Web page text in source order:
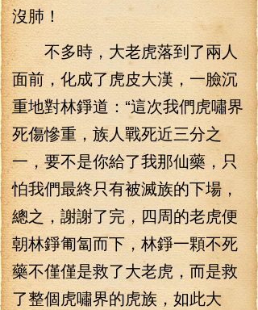
沒肺！
不多時，大老虎落到了兩人
面前，化成了虎皮大漢，一臉沉
重地對林錚道：“這次我們虎嘯界
死傷慘重，族人戰死近三分之
一，要不是你給了我那仙藥，只
怕我們最終只有被滅族的下場，
總之，謝謝了完，四周的老虎便
朝林錚匍匐而下，林錚一顆不死
藥不僅僅是救了大老虎，而是救
了整個虎嘯界的虎族，如此大